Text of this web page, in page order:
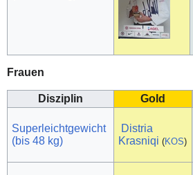
Frauen
Disziplin Gold
Superleichtgewicht
(bis 48 kg)
Distria
Krasniqi (KOS)